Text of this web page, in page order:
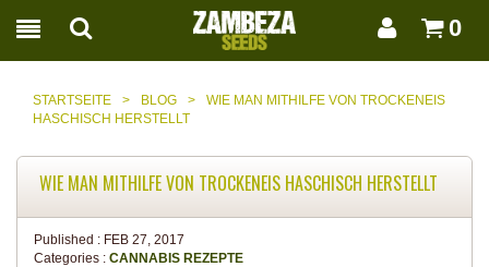
0
STARTSEITE > BLOG >
WIE MAN MITHILFE VON TROCKENEIS
HASCHISCH HERSTELLT
WIE MAN MITHILFE VON TROCKENEIS HASCHISCH HERSTELLT
Published : FEB 27, 2017
Categories : CANNABIS REZEPTE